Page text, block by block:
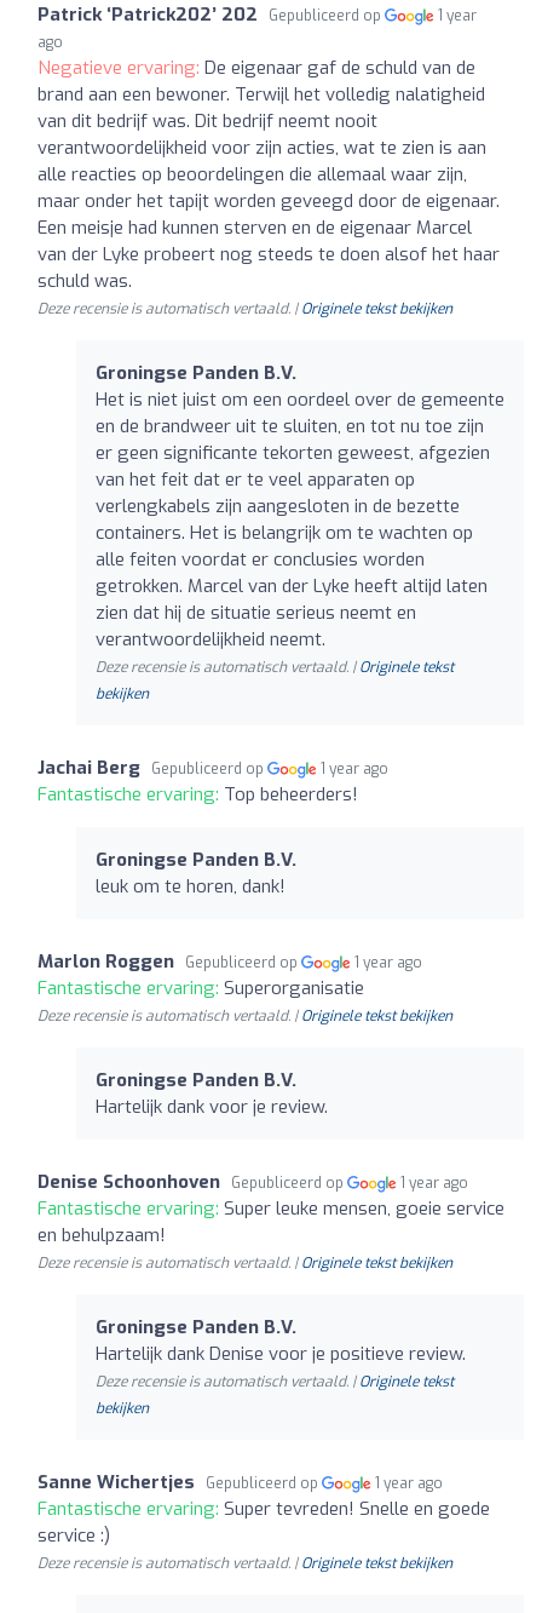
Patrick ‘Patrick202’ 202 Gepubliceerd op
1 year
ago
Negatieve ervaring: De eigenaar gaf de schuld van de
brand aan een bewoner. Terwijl het volledig nalatigheid
van dit bedrijf was. Dit bedrijf neemt nooit
verantwoordelijkheid voor zijn acties, wat te zien is aan
alle reacties op beoordelingen die allemaal waar zijn,
maar onder het tapijt worden geveegd door de eigenaar.
Een meisje had kunnen sterven en de eigenaar Marcel
van der Lyke probeert nog steeds te doen alsof het haar
schuld was.
Deze recensie is automatisch vertaald. |Originele tekst bekijken
Groningse Panden B.V.
Het is niet juist om een oordeel over de gemeente
en de brandweer uit te sluiten, en tot nu toe zijn
er geen significante tekorten geweest, afgezien
van het feit dat er te veel apparaten op
verlengkabels zijn aangesloten in de bezette
containers. Het is belangrijk om te wachten op
alle feiten voordat er conclusies worden
getrokken. Marcel van der Lyke heeft altijd laten
zien dat hij de situatie serieus neemt en
verantwoordelijkheid neemt.
Deze recensie is automatisch vertaald. |Originele tekst
bekijken
Jachai Berg Gepubliceerd op 1 year ago
Fantastische ervaring: Top beheerders!
Groningse Panden B.V.
leuk om te horen, dank!
Marlon Roggen Gepubliceerd op 1 year ago
Fantastische ervaring: Superorganisatie
Deze recensie is automatisch vertaald. |Originele tekst bekijken
Groningse Panden B.V.
Hartelijk dank voor je review.
Denise Schoonhoven Gepubliceerd op 1 year ago
Fantastische ervaring: Super leuke mensen, goeie service
en behulpzaam!
Deze recensie is automatisch vertaald. |Originele tekst bekijken
Groningse Panden B.V.
Hartelijk dank Denise voor je positieve review.
Deze recensie is automatisch vertaald. |Originele tekst
bekijken
Sanne Wichertjes Gepubliceerd op 1 year ago
Fantastische ervaring: Super tevreden! Snelle en goede
service :)
Deze recensie is automatisch vertaald. |Originele tekst bekijken